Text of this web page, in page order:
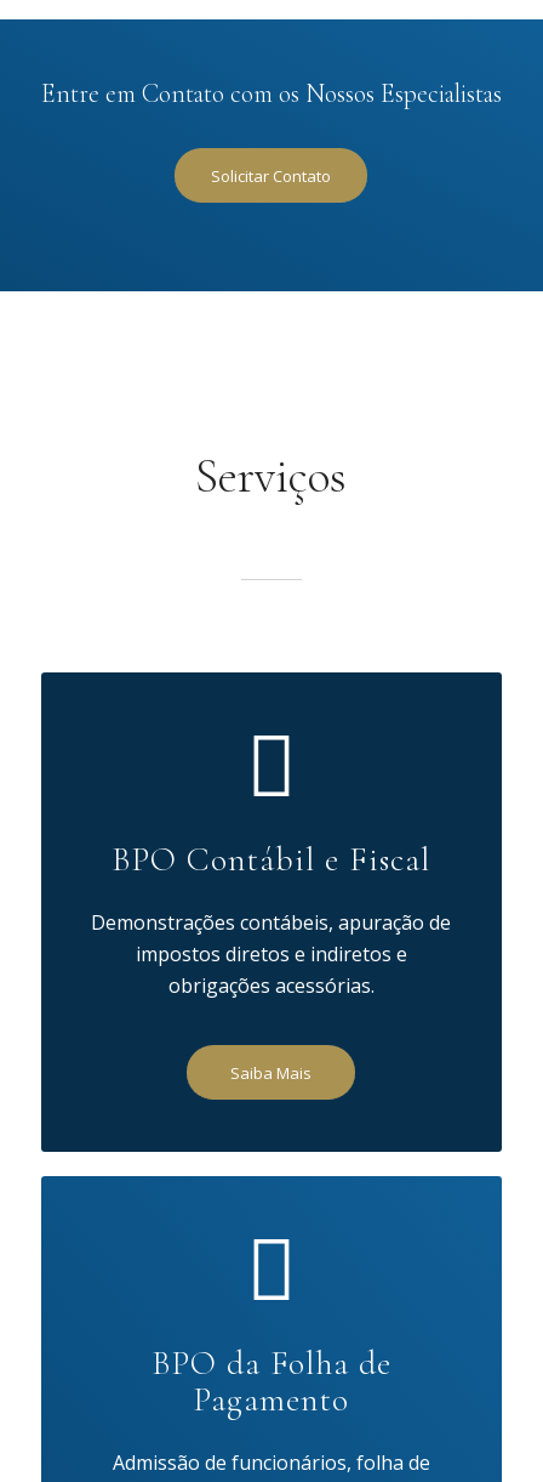
Entre em Contato com os Nossos Especialistas
Solicitar Contato
Serviços
BPO Contábil e Fiscal
Demonstrações contábeis, apuração de
impostos diretos e indiretos e
obrigações acessórias.
Saiba Mais
BPO da Folha de
Pagamento
Admissão de funcionários, folha de